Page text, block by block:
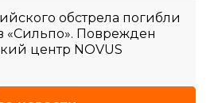
обстрела погибли
«Сильпо». Поврежден
центр NOVUS